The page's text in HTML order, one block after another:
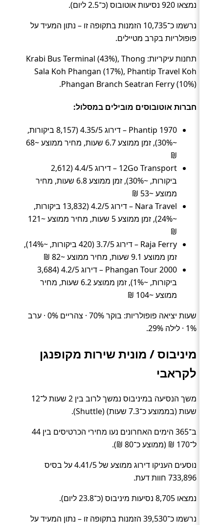
נמצאו 920 נסיעות אוטובוס (כ־2.5 ליום).
נרשמו כ־10,735 הזמנות בתקופה זו – נתון המעיד על
פופולריות בקרב מטיילים.
תחנות עיקריות: Krabi Bus Terminal (43%), Thong
Sala Koh Phangan (17%), Phantip Travel Koh
Phangan Branch Seatran Ferry (10%).
חברות אוטובוסים מובילים במסלול:
Phantip 1970 – דירוג 4.35/5 (8,157 ביקורות,
~30%), זמן ממוצע 6.7 שעות, מחיר ממוצע ~68
₪
12Go Transport – דירוג 4.4/5 (2,612
ביקורות, ~30%), זמן ממוצע 6.8 שעות, מחיר
ממוצע ~53 ₪
Nara Travel – דירוג 4.2/5 (13,832 ביקורות,
~24%), זמן ממוצע 5 שעות, מחיר ממוצע ~121
₪
Raja Ferry – דירוג 3.7/5 (420 ביקורות, ~14%),
זמן ממוצע 9.1 שעות, מחיר ממוצע ~82 ₪
Phangan Tour 2000 – דירוג 4.2/5 (3,684
ביקורות, ~1%), זמן ממוצע 6.2 שעות, מחיר
ממוצע ~104 ₪
שעות יציאה פופולריות: בוקר 70% · צהריים 0% · ערב
1% · לילה 29%.
מיניבוס / מונית שירות מקופנגן
לקראבי
משך הנסיעה במיניבוס נמשך לרוב בין 2 שעות ל־12
שעות (בממוצע כ־7.3 שעות) (Shuttle).
ב־365 הימים האחרונים נעו מחירי הכרטיסים בין 44
ל־170 ₪ (ממוצע כ־80 ₪).
נוסעים העניקו דירוג ממוצע של 4.41/5 על בסיס
733,896 חוות דעת.
נמצאו 8,705 נסיעות מיניבוס (כ־23.8 ליום).
נרשמו כ־39,530 הזמנות בתקופה זו – נתון המעיד על